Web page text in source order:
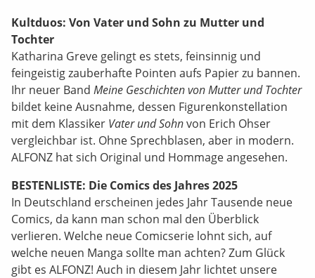
Kultduos: Von Vater und Sohn zu Mutter und
Tochter
Katharina Greve gelingt es stets, feinsinnig und
feingeistig zauberhafte Pointen aufs Papier zu bannen.
Ihr neuer Band Meine Geschichten von Mutter und Tochter
bildet keine Ausnahme, dessen Figurenkonstellation
mit dem Klassiker Vater und Sohnvon Erich Ohser
vergleichbar ist. Ohne Sprechblasen, aber in modern.
ALFONZ hat sich Original und Hommage angesehen.
BESTENLISTE: Die Comics des Jahres 2025
In Deutschland erscheinen jedes Jahr Tausende neue
Comics, da kann man schon mal den Überblick
verlieren. Welche neue Comicserie lohnt sich, auf
welche neuen Manga sollte man achten? Zum Glück
gibt es ALFONZ! Auch in diesem Jahr lichtet unsere